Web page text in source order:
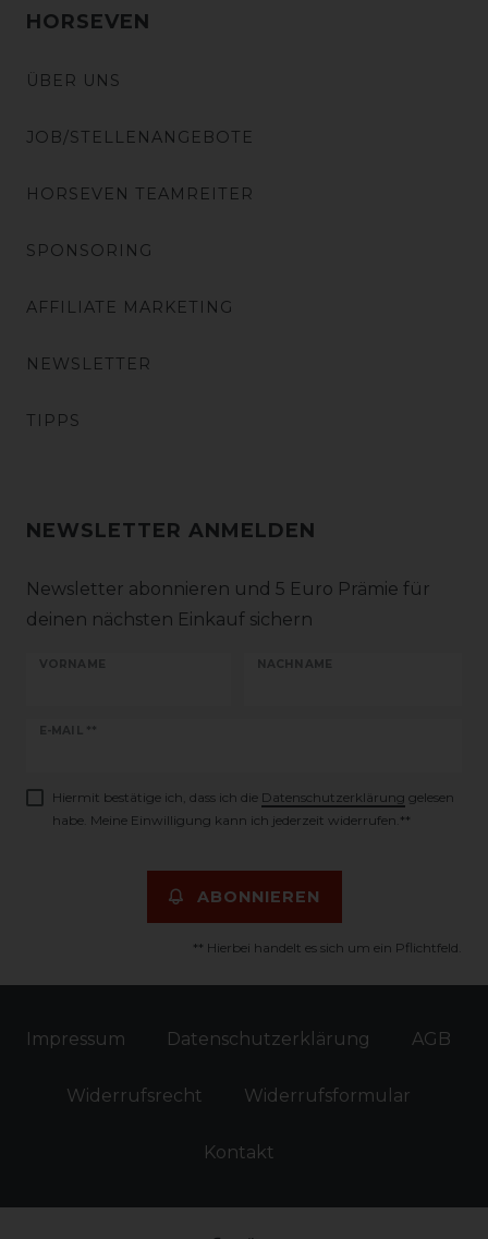
HORSEVEN
ÜBER UNS
JOB/STELLENANGEBOTE
HORSEVEN TEAMREITER
SPONSORING
AFFILIATE MARKETING
NEWSLETTER
TIPPS
NEWSLETTER ANMELDEN
Newsletter abonnieren und 5 Euro Prämie für
deinen nächsten Einkauf sichern
VORNAME NACHNAME
E-MAIL **
Newsletter
Hiermit bestätige ich, dass ich die Daten­schutz­erklärung gelesen
habe. Meine Einwilligung kann ich jederzeit widerrufen.**
ABONNIEREN
** Hierbei handelt es sich um ein Pflichtfeld.
Impressum Daten­schutz­erklärung AGB
Widerrufs­recht Widerrufs­formular
Kontakt